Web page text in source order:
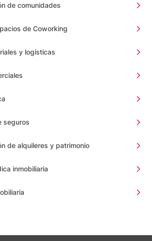
de comunidades
de Coworking
y logísticas
seguros
de alquileres y patrimonio
inmobiliaria